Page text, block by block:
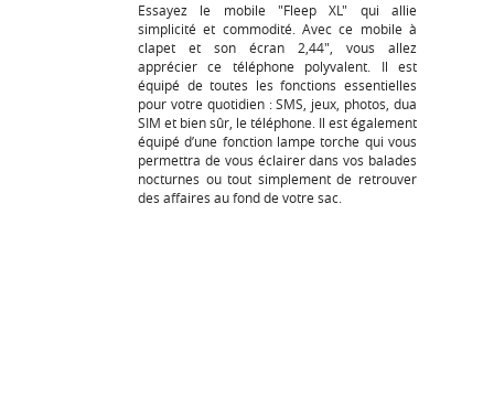
Essayez le mobile "Fleep XL" qui allie
simplicité et commodité. Avec ce mobile à
clapet et son écran 2,44", vous allez
apprécier ce téléphone polyvalent. Il est
équipé de toutes les fonctions essentielles
pour votre quotidien : SMS, jeux, photos, dua
SIM et bien sûr, le téléphone. Il est également
équipé d’une fonction lampe torche qui vous
permettra de vous éclairer dans vos balades
nocturnes ou tout simplement de retrouver
des affaires au fond de votre sac.